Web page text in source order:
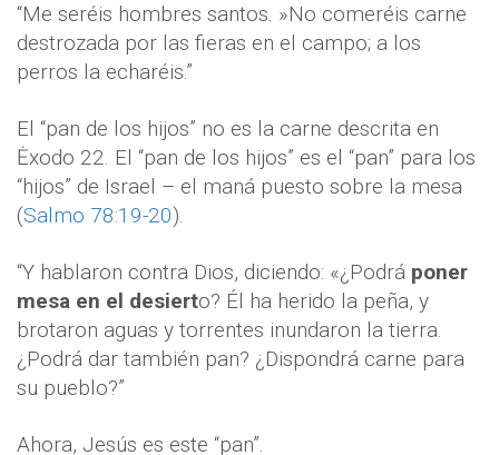
“Me seréis hombres santos. »No comeréis carne
destrozada por las fieras en el campo; a los
perros la echaréis.”
El “pan de los hijos” no es la carne descrita en
Ėxodo 22. El “pan de los hijos” es el “pan” para los
“hijos” de Israel – el maná puesto sobre la mesa
(Salmo 78:19-20).
“Y hablaron contra Dios, diciendo: «¿Podrá poner
mesa en el desierto? Él ha herido la peña, y
brotaron aguas y torrentes inundaron la tierra.
¿Podrá dar también pan? ¿Dispondrá carne para
su pueblo?”
Ahora, Jesús es este “pan”.